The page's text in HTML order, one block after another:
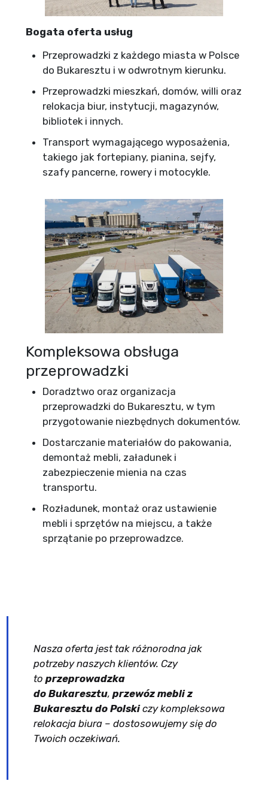
Bogata oferta usług
Przeprowadzki z każdego miasta w Polsce
do Bukaresztu i w odwrotnym kierunku.
Przeprowadzki mieszkań, domów, willi oraz
relokacja biur, instytucji, magazynów,
bibliotek i innych.
Transport wymagającego wyposażenia,
takiego jak fortepiany, pianina, sejfy,
szafy pancerne, rowery i motocykle.
Kompleksowa obsługa
przeprowadzki
Doradztwo oraz organizacja
przeprowadzki do Bukaresztu, w tym
przygotowanie niezbędnych dokumentów.
Dostarczanie materiałów do pakowania,
demontaż mebli, załadunek i
zabezpieczenie mienia na czas
transportu.
Rozładunek, montaż oraz ustawienie
mebli i sprzętów na miejscu, a także
sprzątanie po przeprowadzce.
Nasza oferta jest tak różnorodna jak
potrzeby naszych klientów. Czy
to przeprowadzka
do Bukaresztu, przewóz mebli z
Bukaresztu do Polskiczy kompleksowa
relokacja biura – dostosowujemy się do
Twoich oczekiwań.